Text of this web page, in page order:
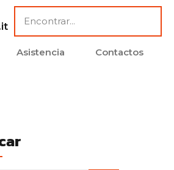
Asistencia Contactos